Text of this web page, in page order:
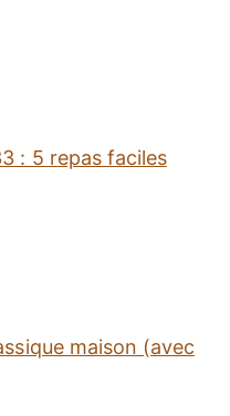
: 5 repas faciles
maison (avec